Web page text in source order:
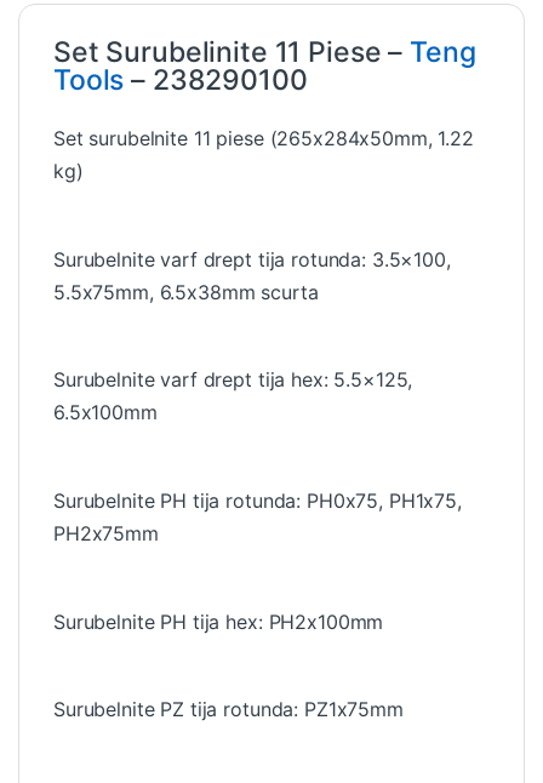
Set Surubelinite 11 Piese – Teng
Tools – 238290100
Set surubelnite 11 piese (265x284x50mm, 1.22
kg)
Surubelnite varf drept tija rotunda: 3.5×100,
5.5x75mm, 6.5x38mm scurta
Surubelnite varf drept tija hex: 5.5×125,
6.5x100mm
Surubelnite PH tija rotunda: PH0x75, PH1x75,
PH2x75mm
Surubelnite PH tija hex: PH2x100mm
Surubelnite PZ tija rotunda: PZ1x75mm